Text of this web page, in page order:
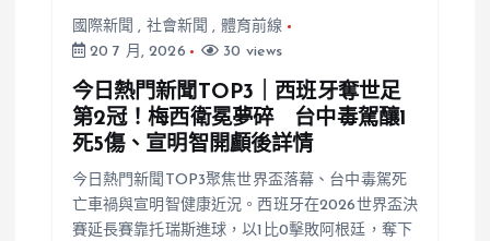
國際新聞 , 社會新聞 , 體育前線
20 7 月, 2026
30 views
今日熱門新聞TOP3｜西班牙奪世足
第2冠！梅西衛冕夢碎 台中毒駕釀1
死5傷、宣明智開顱後詳情
今日熱門新聞TOP3聚焦世界盃落幕、台中毒駕死
亡車禍與宣明智健康近況。西班牙在2026世界盃決
賽延長賽靠托瑞斯進球，以1比0擊敗阿根廷，奪下